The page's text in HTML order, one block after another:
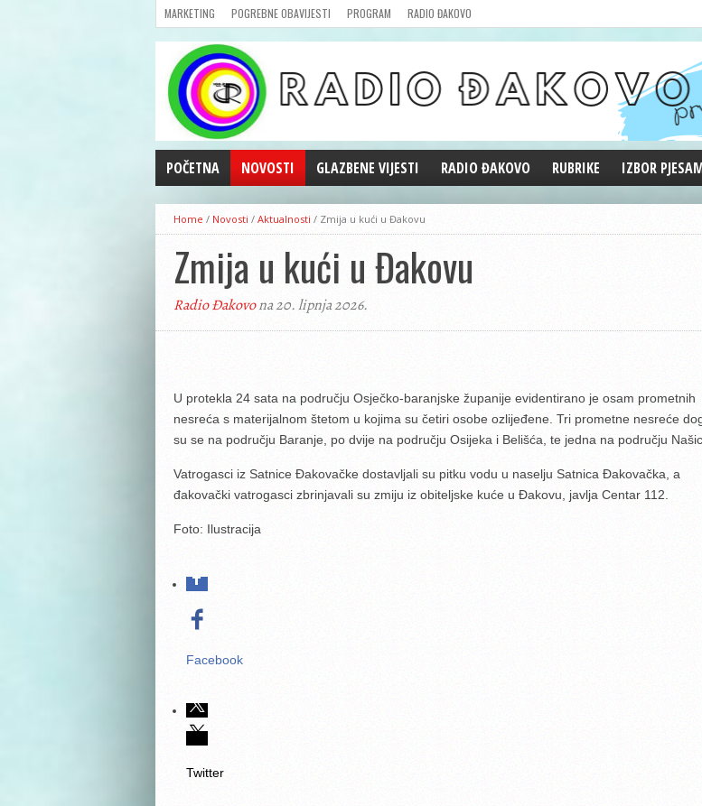
MARKETING POGREBNE OBAVIJESTI PROGRAM RADIO ĐAKOVO
POČETNA NOVOSTI
AKTUALNOSTI
CRNA KRONIKA
POLITIKA
ZANIMLJIVOSTI
GOSPODARSTVO
KULTURA
GLAZBENE VIJESTI RADIO ĐAKOVO
MARKETING
RUBRIKE
REPRIZE EMISIJA
DOBRE VIBRACIJE
IZBOR
Home / Novosti / Aktualnosti / Zmija u kući u Đakovu
Zmija u kući u Đakovu
Radio Đakovona 20. lipnja 2026.
U protekla 24 sata na području Osječko-baranjske županije evidentirano je osam prometnih
nesreća s materijalnom štetom u kojima su četiri osobe ozlijeđene. Tri prometne nesreće
su se na području Baranje, po dvije na području Osijeka i Belišća, te jedna na području
Vatrogasci iz Satnice Đakovačke dostavljali su pitku vodu u naselju Satnica Đakovačka, a
đakovački vatrogasci zbrinjavali su zmiju iz obiteljske kuće u Đakovu, javlja Centar 112.
Foto: Ilustracija
Facebook
Twitter